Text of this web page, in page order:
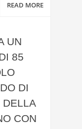
READ MORE
UN
85
DI
DELLA
CON